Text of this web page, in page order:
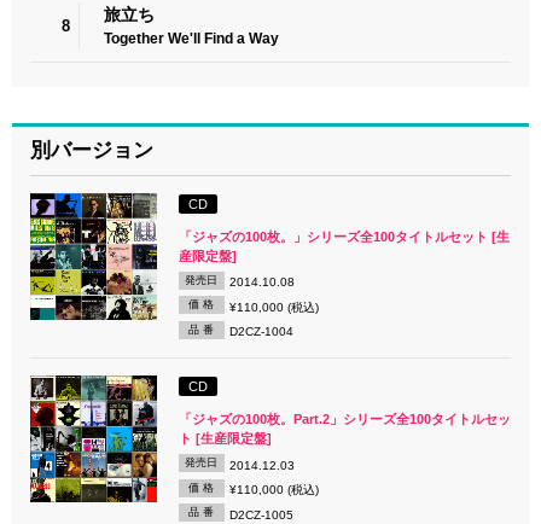
8
旅立ち
Together We'll Find a Way
別バージョン
CD
「ジャズの100枚。」シリーズ全100タイトルセット [生
産限定盤]
発売日 2014.10.08
価 格 ¥110,000 (税込)
品 番 D2CZ-1004
CD
「ジャズの100枚。Part.2」シリーズ全100タイトルセッ
ト [生産限定盤]
発売日 2014.12.03
価 格 ¥110,000 (税込)
品 番 D2CZ-1005